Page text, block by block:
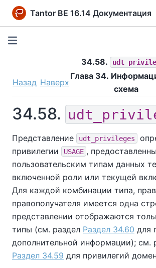
Tantor BE 16.14 Документация
34.58.
Назад Наверх
Глава 34.
схема
34.58.
Представление udt_privileges
привилегии
USAGE ,
пользовательским типам данных
включенной роли или текущей
Для каждой комбинации типа,
правополучателя имеется одна
представлении отображаются
типы (см. раздел Раздел 34.60 для
дополнительной информации); см.
Раздел 34.59 для привилегий